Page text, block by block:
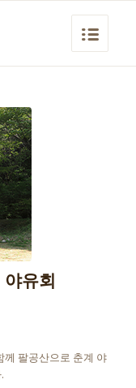
유회
께 팔공산으로 춘계 야